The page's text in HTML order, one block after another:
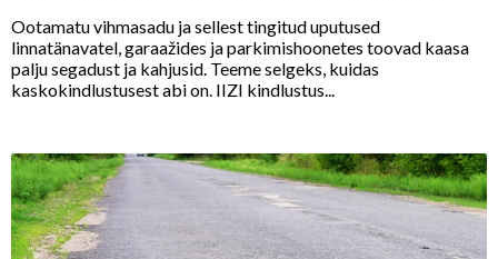
Ootamatu vihmasadu ja sellest tingitud uputused
linnatänavatel, garaažides ja parkimishoonetes toovad kaasa
palju segadust ja kahjusid. Teeme selgeks, kuidas
kaskokindlustusest abi on. IIZI kindlustus...